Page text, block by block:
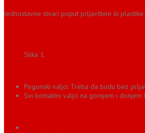
Jednostavne stvari poput prljavštine ili
Slika 1.
Pogonski valjci: Treba da budu bez
Svi kontaktni valjci na gornjem i